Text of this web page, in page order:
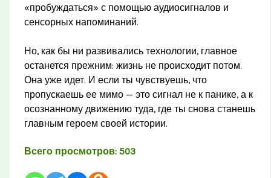
«пробуждаться» с помощью аудиосигналов и
сенсорных напоминаний.
Но, как бы ни развивались технологии, главное
останется прежним: жизнь не происходит потом.
Она уже идет. И если ты чувствуешь, что
пропускаешь ее мимо — это сигнал не к панике, а к
осознанному движению туда, где ты снова станешь
главным героем своей истории.
Всего просмотров: 503